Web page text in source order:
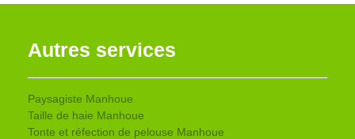
Autres services
Paysagiste Manhoue
Taille de haie Manhoue
Tonte et réfection de pelouse Manhoue